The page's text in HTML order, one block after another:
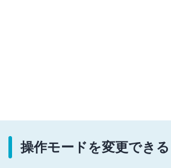
操作モードを変更できる